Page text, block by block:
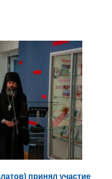
принял участие